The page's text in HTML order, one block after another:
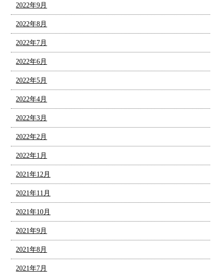
2022年9月
2022年8月
2022年7月
2022年6月
2022年5月
2022年4月
2022年3月
2022年2月
2022年1月
2021年12月
2021年11月
2021年10月
2021年9月
2021年8月
2021年7月